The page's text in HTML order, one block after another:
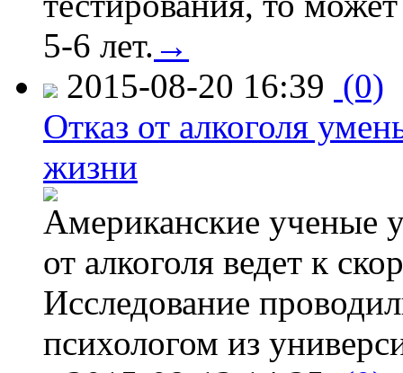
5-6 лет. →
2015-08-20 16:39 (0)
Отказ от алкоголя
жизни
Американские ученые
от алкоголя ведет к
Исследование
психологом из